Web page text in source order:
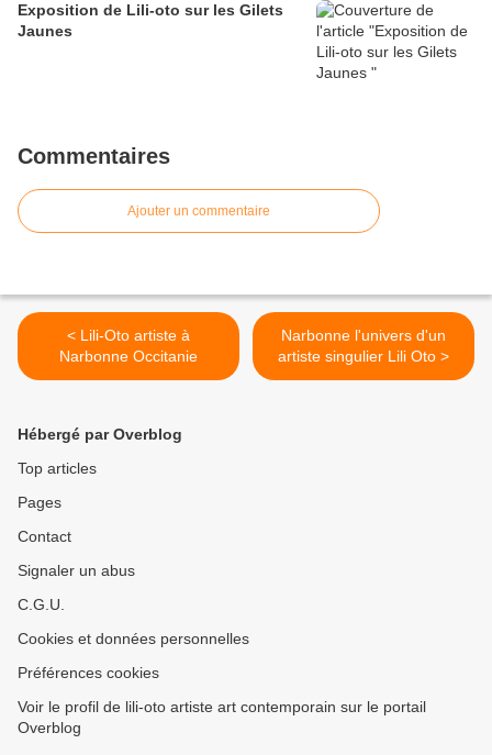
Exposition de Lili-oto sur les Gilets
Jaunes
Commentaires
Ajouter un commentaire
< Lili-Oto artiste à
Narbonne Occitanie
Narbonne l'univers d'un
artiste singulier Lili Oto >
Hébergé par Overblog
Top articles
Pages
Contact
Signaler un abus
C.G.U.
Cookies et données personnelles
Préférences cookies
Voir le profil de lili-oto artiste art contemporain sur le portail
Overblog